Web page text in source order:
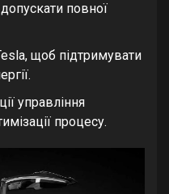
повної
щоб підтримувати
управління
процесу.